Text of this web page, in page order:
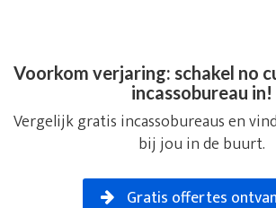
Voorkom verjaring: schakel no
incassobureau in!
Vergelijk gratis incassobureaus en
bij jou in de buurt.
Gratis offertes